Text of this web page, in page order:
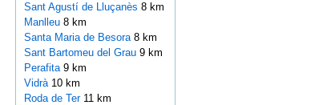
Sant Agustí de Lluçanès 8 km
Manlleu 8 km
Santa Maria de Besora 8 km
Sant Bartomeu del Grau 9 km
Perafita 9 km
Vidrà 10 km
Roda de Ter 11 km